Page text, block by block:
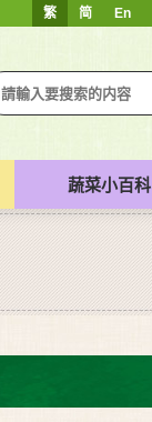
繁 简 En
蔬菜小百科